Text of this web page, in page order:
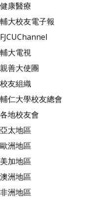
健康醫療
輔大校友電子報
FJCUChannel
輔大電視
親善大使團
校友組織
輔仁大學校友總會
各地校友會
亞太地區
歐洲地區
美加地區
澳洲地區
非洲地區